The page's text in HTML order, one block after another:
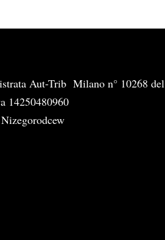
Aut-Trib Milano n° 10268
14250480960